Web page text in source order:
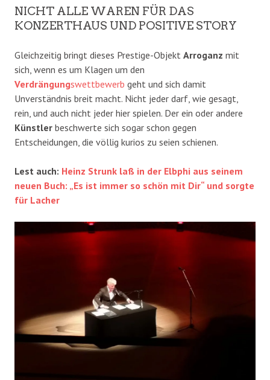
NICHT ALLE WAREN FÜR DAS
KONZERTHAUS UND POSITIVE STORY
Gleichzeitig bringt dieses Prestige-Objekt Arroganz mit
sich, wenn es um Klagen um den
Verdrängungswettbewerb geht und sich damit
Unverständnis breit macht. Nicht jeder darf, wie gesagt,
rein, und auch nicht jeder hier spielen. Der ein oder andere
Künstler beschwerte sich sogar schon gegen
Entscheidungen, die völlig kurios zu seien schienen.
Lest auch: Heinz Strunk laß in der Elbphi aus seinem
neuen Buch: „Es ist immer so schön mit Dir“ und sorgte
für Lacher